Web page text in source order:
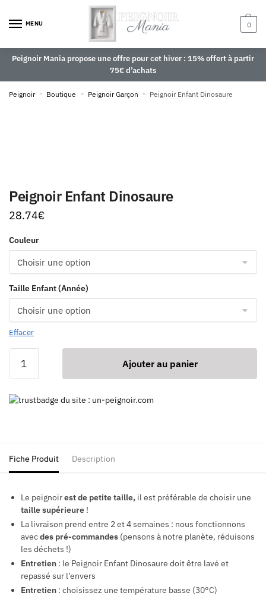
MENU 0
Peignoir Mania propose une offre pour cet hiver : 15% offert à partir
75€ d’achats
Peignoir » Boutique » Peignoir Garçon » Peignoir Enfant Dinosaure
Peignoir Enfant Dinosaure
28.74€
Couleur
Taille Enfant (Année)
Effacer
Ajouter au panier
Fiche Produit Description
Le peignoirest de petite taille, il est préférable de choisir une
taille supérieure !
La livraison prend entre 2 et 4 semaines : nous fonctionnons
avecdes pré-commandes (pensons à notre planète, réduisons
les déchets !)
Entretien : le Peignoir Enfant Dinosaure doit être lavé et
repassé sur l’envers
Entretien : choisissez une température basse (30°C)